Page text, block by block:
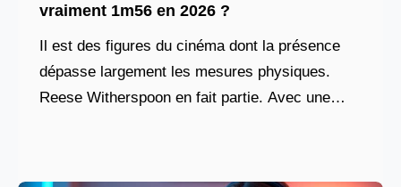
vraiment 1m56 en 2026 ?
Il est des figures du cinéma dont la présence
dépasse largement les mesures physiques.
Reese Witherspoon en fait partie. Avec une